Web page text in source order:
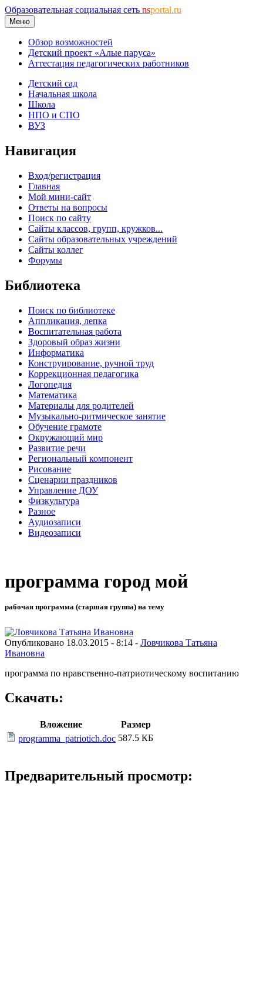
Образовательная социальная сеть nsportal.ru
Меню
Обзор возможностей
Детский проект «Алые паруса»
Аттестация педагогических работников
Детский сад
Начальная школа
Школа
НПО и СПО
ВУЗ
Навигация
Вход/регистрация
Главная
Мой мини-сайт
Ответы на вопросы
Поиск по сайту
Сайты классов, групп, кружков...
Сайты образовательных учреждений
Сайты коллег
Форумы
Библиотека
Поиск по библиотеке
Аппликация, лепка
Воспитательная работа
Здоровый образ жизни
Информатика
Конструирование, ручной труд
Коррекционная педагогика
Логопедия
Математика
Материалы для родителей
Музыкально-ритмическое занятие
Обучение грамоте
Окружающий мир
Развитие речи
Региональный компонент
Рисование
Сценарии праздников
Управление ДОУ
Физкультура
Разное
Аудиозаписи
Видеозаписи
программа город мой
рабочая программа (старшая группа) на тему
Опубликовано 18.03.2015 - 8:14 - Ловчикова Татьяна
Ивановна
программа по нравственно-патриотическому воспитанию
Скачать:
Вложение
Размер
programma_patriotich.doc 587.5 КБ
Предварительный просмотр: